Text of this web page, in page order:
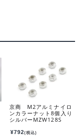
京商 M2アルミナイロ
ンカラーナット8個入り
シルバーMZW128S
¥792(税込)